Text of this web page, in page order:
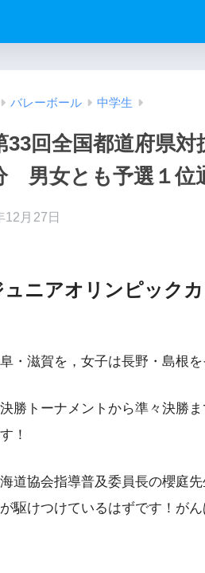
バレーボール 中学生
33回全国都道府県
男女とも予選１位
12月27日
ュニアオリンピック
・滋賀を，女子は長野・島根
勝トーナメントから準々決勝
！
道協会指導普及委員長の櫻庭
駆けつけているはずです！が